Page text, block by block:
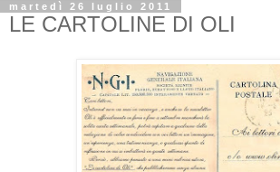
martedì 26 luglio 2011
LE CARTOLINE DI OLI